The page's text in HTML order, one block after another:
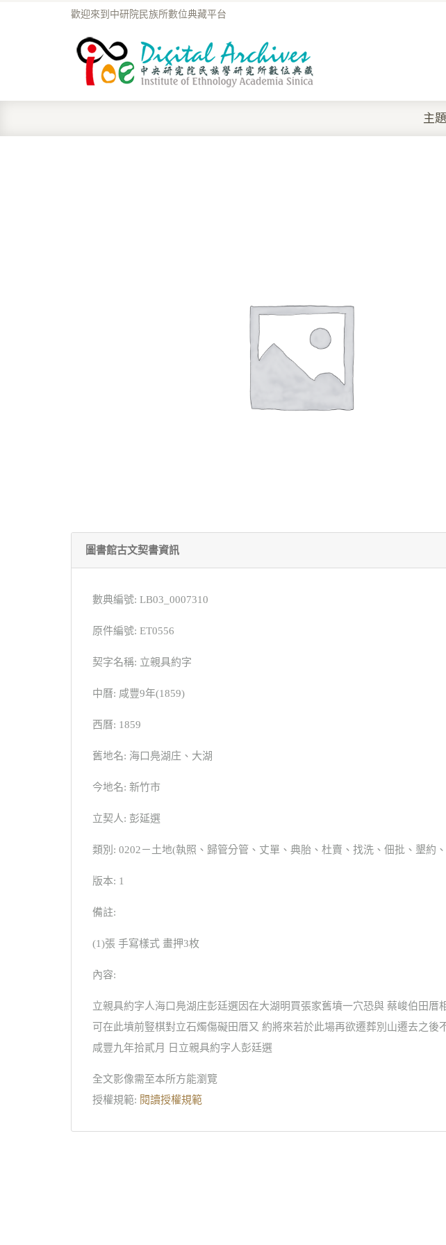
歡迎來到中研院民族所數位典藏平台
主
圖書館古文契書資訊
數典編號: LB03_0007310
原件編號: ET0556
契字名稱: 立親具約字
中曆: 咸豐9年(1859)
西曆: 1859
舊地名: 海口鳧湖庄、大湖
今地名: 新竹市
立契人: 彭延選
類別: 0202－土地(執照、歸管分管、丈單、典胎、杜賣、找洗、佃批、墾約
版本: 1
備註:
(1)張 手寫樣式 畫押3枚
內容:
立親具約字人海口鳧湖庄彭廷選因在大湖明買張家舊墳一穴恐與 蔡峻伯田
可在此墳前豎棋對立石燭傷礙田厝又 約將來若於此場再欲遷葬別山遷去之
咸豐九年拾貳月 日立親具約字人彭廷選
全文影像需至本所方能瀏覽
授權規範: 閱讀授權規範